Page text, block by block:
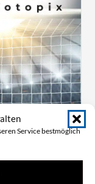
Service bestmöglich
hohe
und